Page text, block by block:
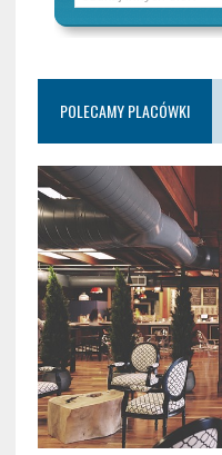
POLECAMY PLACÓWKI